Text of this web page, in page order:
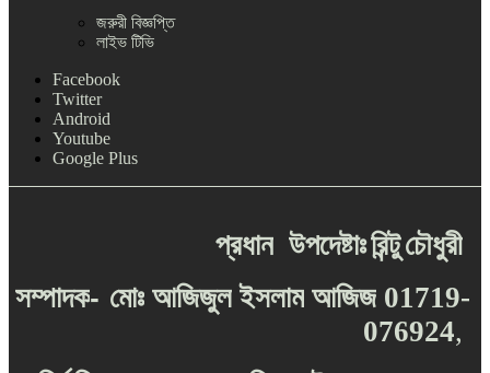
জরুরী বিজ্ঞপ্তি
লাইভ টিভি
Facebook
Twitter
Android
Youtube
Google Plus
প্রধান উপদেষ্টাঃরিন্টুচৌধুরী
সম্পাদক- মোঃ আজিজুল ইসলাম আজিজ 01719-
076924,